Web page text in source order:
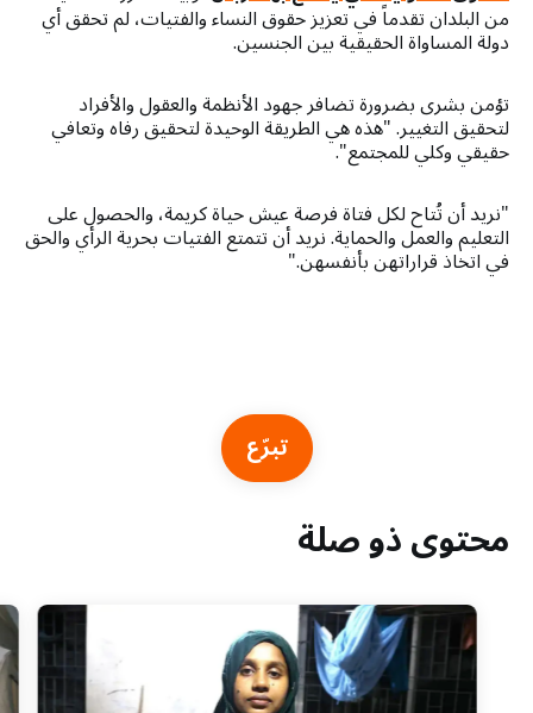
من البلدان تقدماً في تعزيز حقوق النساء والفتيات، لم تحقق أي
دولة المساواة الحقيقية بين الجنسين.
تؤمن بشرى بضرورة تضافر جهود الأنظمة والعقول والأفراد
لتحقيق التغيير. "هذه هي الطريقة الوحيدة لتحقيق رفاه وتعافي
حقيقي وكلي للمجتمع".
"نريد أن تُتاح لكل فتاة فرصة عيش حياة كريمة، والحصول على
التعليم والعمل والحماية. نريد أن تتمتع الفتيات بحرية الرأي والحق
في اتخاذ قراراتهن بأنفسهن."
تبرّع
محتوى ذو صلة